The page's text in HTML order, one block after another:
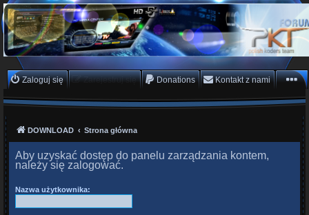
PKTeam - Polish Koders
Team
Hyperion, Enigma, E2, PKT, listy kanałów, oscam
Zaloguj się Zarejestruj się Donations Kontakt z nami
DOWNLOAD Strona główna
Aby uzyskać dostęp do panelu zarządzania kontem,
należy się zalogować.
Nazwa użytkownika: